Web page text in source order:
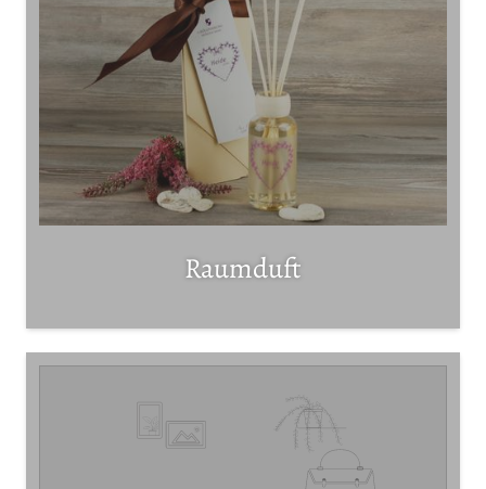
Raumduft